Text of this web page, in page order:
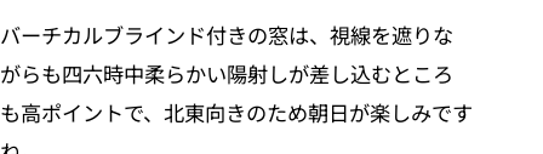
バーチカルブラインド付きの窓は、視線を遮りな
がらも四六時中柔らかい陽射しが差し込むところ
も高ポイントで、北東向きのため朝日が楽しみです